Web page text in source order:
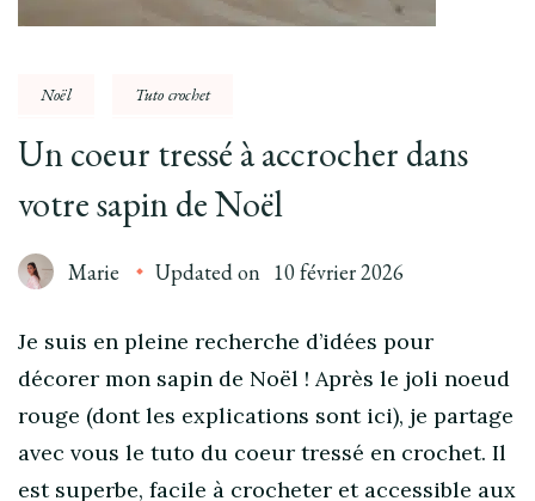
Noël Tuto crochet
Un coeur tressé à accrocher dans
votre sapin de Noël
Marie Updated on 10 février 2026
Je suis en pleine recherche d’idées pour
décorer mon sapin de Noël ! Après le joli noeud
rouge (dont les explications sont ici), je partage
avec vous le tuto du coeur tressé en crochet. Il
est superbe, facile à crocheter et accessible aux